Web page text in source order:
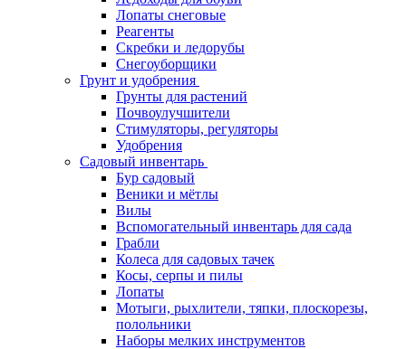
Лопаты снеговые
Реагенты
Скребки и ледорубы
Снегоуборщики
Грунт и удобрения
Грунты для растений
Почвоулучшители
Стимуляторы, регуляторы
Удобрения
Садовый инвентарь
Бур садовый
Веники и мётлы
Вилы
Вспомогательный инвентарь для сада
Грабли
Колеса для садовых тачек
Косы, серпы и пилы
Лопаты
Мотыги, рыхлители, тяпки, плоскорезы,
полольники
Наборы мелких инструментов